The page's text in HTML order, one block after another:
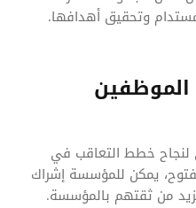
وتحقيق أهدافها.
الموظفين
لنجاح خطط التعاقب في
يمكن للمؤسسة إشراك
من ثقتهم بالمؤسسة.